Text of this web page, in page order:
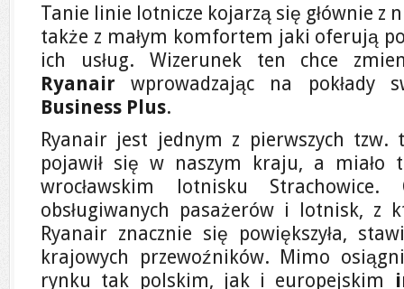
Tanie linie lotnicze kojarzą się głównie z
także z małym komfortem jaki oferują
ich usług. Wizerunek ten chce
Ryanair wprowadzając na pokłady
Business Plus.
Ryanair jest jednym z pierwszych tzw.
pojawił się w naszym kraju, a
wrocławskim lotnisku
obsługiwanych pasażerów i lotnisk, z
Ryanair znacznie się powiększyła,
krajowych przewoźników. Mimo
rynku tak polskim, jak i europejskim